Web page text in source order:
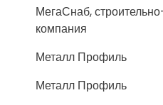
МегаСнаб,
компания
Металл Профиль
Металл Профиль